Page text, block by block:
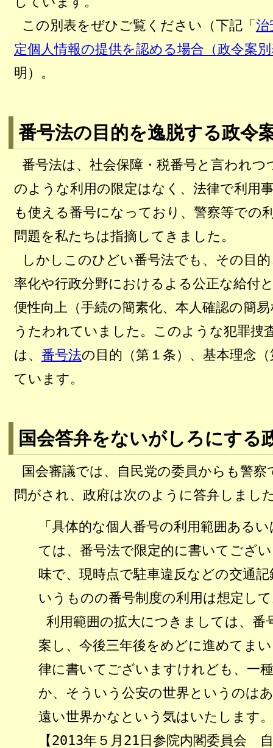
この別表をぜひご覧ください（下記「 治
定個人情報の提供を認める場合（政令案
明）。
番号法の目的を逸脱する政令
番号法は、社会保障・税番号と言われつ
のような利用の限定はなく、法律で利用
も使える番号になっており、警察等での
問題を私たちは指摘してきました。
しかしこのひどい番号法でも、その目
率化や行政分野におけるよる公正な給付
便性向上（手続の簡素化、本人確認の簡
うたわれていました。このような犯罪捜
は、 番号法の目的（第１条）、基本理念
ています。
国会答弁をないがしろにする
国会審議では、自民党の委員からも警
問がされ、政府は次のように答弁しまし
「具体的な個人番号の利用範囲ある
ては、番号法で限定的に書いてござ
味で、現時点で駐車違反などの交通
いうものの番号制度の利用は想定し
利用範囲の拡大につきましては、番
案し、今後三年後をめどに進めてま
律に書いてございますけれども、一
か、そういう公安の世界というのは
遠い世界かなという気はいたします
【2013年５月21日参院内閣委員会